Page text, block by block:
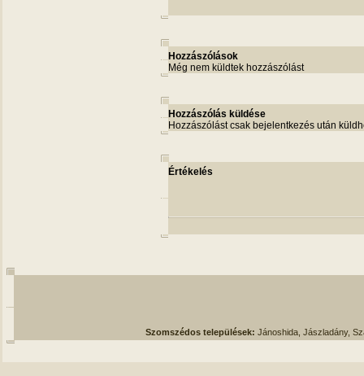
Hozzászólások
Még nem küldtek hozzászólást
Hozzászólás küldése
Hozzászólást csak bejelentkezés után
Értékelés
Szomszédos települések: Jánoshida, Jászladány,